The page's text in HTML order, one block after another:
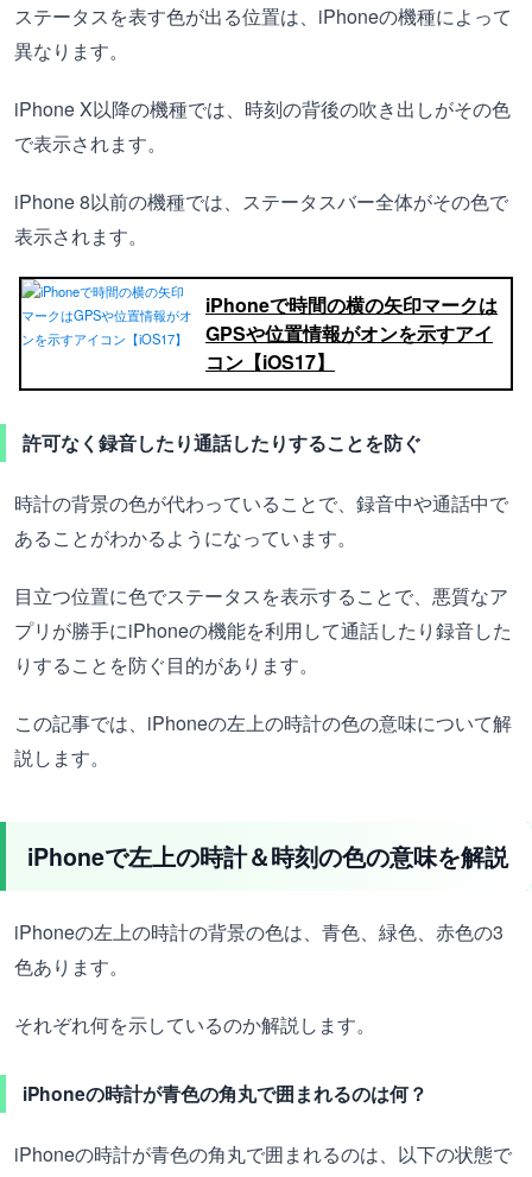
ステータスを表す色が出る位置は、iPhoneの機種によって
異なります。
iPhone X以降の機種では、時刻の背後の吹き出しがその色
で表示されます。
iPhone 8以前の機種では、ステータスバー全体がその色で
表示されます。
iPhoneで時間の横の矢印マークは
GPSや位置情報がオンを示すアイ
コン【iOS17】
許可なく録音したり通話したりすることを防ぐ
時計の背景の色が代わっていることで、録音中や通話中で
あることがわかるようになっています。
目立つ位置に色でステータスを表示することで、悪質なア
プリが勝手にiPhoneの機能を利用して通話したり録音した
りすることを防ぐ目的があります。
この記事では、iPhoneの左上の時計の色の意味について解
説します。
iPhoneで左上の時計＆時刻の色の意味を解説
iPhoneの左上の時計の背景の色は、青色、緑色、赤色の3
色あります。
それぞれ何を示しているのか解説します。
iPhoneの時計が青色の角丸で囲まれるのは何？
iPhoneの時計が青色の角丸で囲まれるのは、以下の状態で